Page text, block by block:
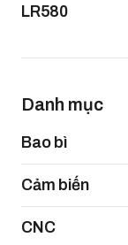
LR580
Danh mục
Bao bì
Cảm biến
CNC